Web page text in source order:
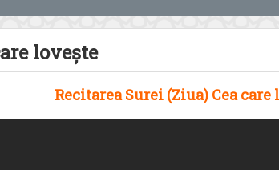
lovește
Recitarea Surei (Ziua) Cea care